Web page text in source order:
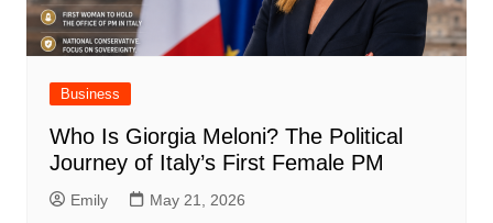
Business
Who Is Giorgia Meloni? The Political
Journey of Italy’s First Female PM
Emily May 21, 2026